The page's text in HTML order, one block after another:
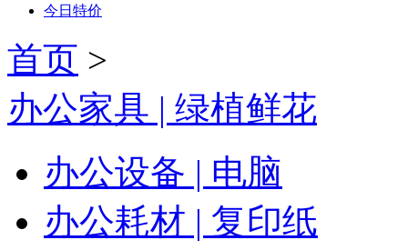
今日特价
首页 >
办公家具 | 绿植鲜花
办公设备 | 电脑
办公耗材 | 复印纸